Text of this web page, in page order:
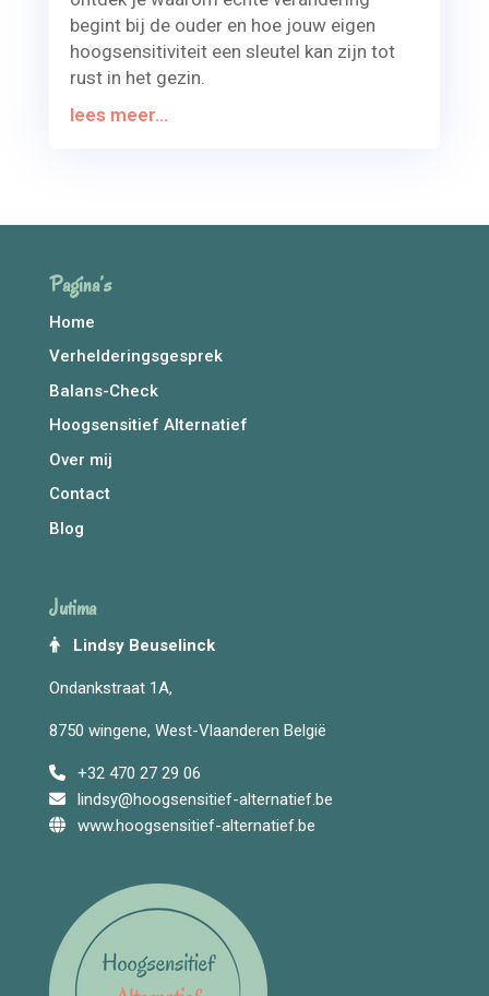
begint bij de ouder en hoe jouw eigen
hoogsensitiviteit een sleutel kan zijn tot
rust in het gezin.
lees meer...
Pagina’s
Home
Verhelderingsgesprek
Balans-Check
Hoogsensitief Alternatief
Over mij
Contact
Blog
Jutima
Lindsy Beuselinck
Ondankstraat 1A,
8750 wingene, West-Vlaanderen België
+32 470 27 29 06
lindsy@hoogsensitief-alternatief.be
www.hoogsensitief-alternatief.be